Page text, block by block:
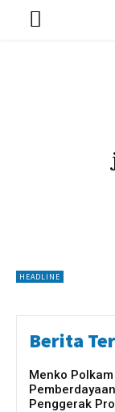
HEADLINE
Berita
Menko
Penggerak